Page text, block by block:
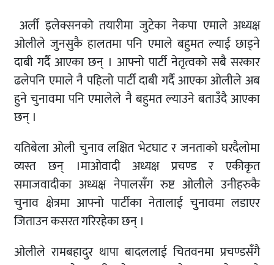
अर्ली इलेक्सनको तयारीमा जुटेका नेकपा एमाले अध्यक्ष
ओलीले जुनसुकै हालतमा पनि एमाले बहुमत ल्याई छाड्ने
दाबी गर्दै आएका छन् । आफ्नो पार्टी नेतृत्वको सबै सरकार
ढलेपनि एमाले नै पहिलो पार्टी दाबी गर्दै आएका ओलीले अब
हुने चुनावमा पनि एमालेले नै बहुमत ल्याउने बताउँदै आएका
छन् ।
यतिबेला ओली चुनाव लक्षित भेटघाट र जनताको घरदैलोमा
व्यस्त छन् ।माओवादी अध्यक्ष प्रचण्ड र एकीकृत
समाजवादीका अध्यक्ष नेपालसँग रुष्ट ओलीले उनीहरुकै
चुनाव क्षेत्रमा आफ्नो पार्टीका नेतालाई चुुनावमा लडाएर
जिताउन कसरत गरिरहेका छन् ।
ओलीले रामबहादुर थापा बादललाई चितवनमा प्रचण्डसँगै